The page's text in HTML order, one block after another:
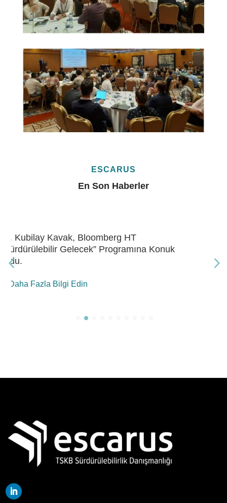
ESCARUS
En Son Haberler
Dr. Kubilay Kavak, Bloomberg HT “Gelecek
Enerji” Programına Konuk Oldu